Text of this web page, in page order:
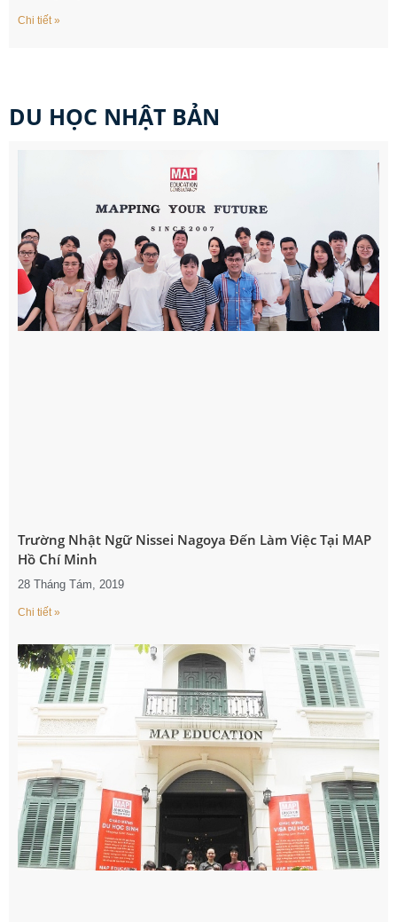
Chi tiết »
DU HỌC NHẬT BẢN​
Trường Nhật Ngữ Nissei Nagoya Đến Làm Việc Tại MAP
Hồ Chí Minh
28 Tháng Tám, 2019
Chi tiết »